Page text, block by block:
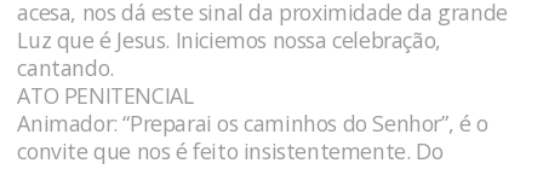
acesa, nos dá este sinal da proximidade da grande
Luz que é Jesus. Iniciemos nossa celebração,
cantando.
ATO PENITENCIAL
Animador: “Preparai os caminhos do Senhor”, é o
convite que nos é feito insistentemente. Do